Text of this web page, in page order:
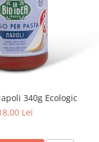
340g Ecologic
Lei